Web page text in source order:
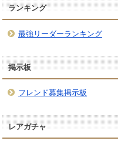
ランキング
最強リーダーランキング
掲示板
フレンド募集掲示板
レアガチャ